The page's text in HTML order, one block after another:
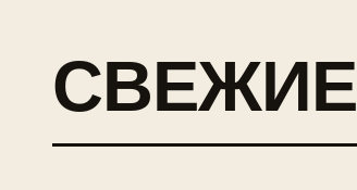
СВЕЖИЕ